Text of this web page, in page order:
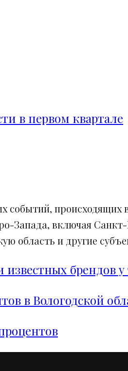
в первом квартале
событий, происходящих
Запада, включая
область и другие
брендов у
в Вологодской